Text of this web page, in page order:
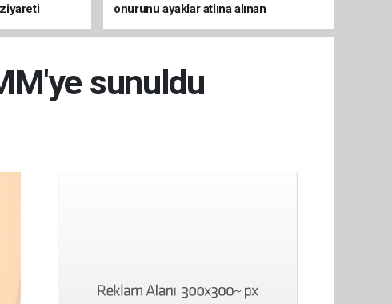
onurunu ayaklar atlına alınan
mekânlara dönüşmesine tepki
sunuldu